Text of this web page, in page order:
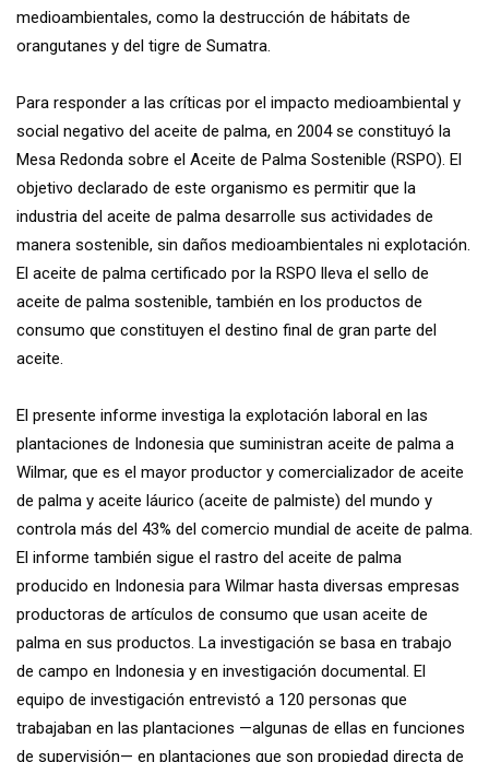
medioambientales, como la destrucción de hábitats de
orangutanes y del tigre de Sumatra.
Para responder a las críticas por el impacto medioambiental y
social negativo del aceite de palma, en 2004 se constituyó la
Mesa Redonda sobre el Aceite de Palma Sostenible (RSPO). El
objetivo declarado de este organismo es permitir que la
industria del aceite de palma desarrolle sus actividades de
manera sostenible, sin daños medioambientales ni explotación.
El aceite de palma certificado por la RSPO lleva el sello de
aceite de palma sostenible, también en los productos de
consumo que constituyen el destino final de gran parte del
aceite.
El presente informe investiga la explotación laboral en las
plantaciones de Indonesia que suministran aceite de palma a
Wilmar, que es el mayor productor y comercializador de aceite
de palma y aceite láurico (aceite de palmiste) del mundo y
controla más del 43% del comercio mundial de aceite de palma.
El informe también sigue el rastro del aceite de palma
producido en Indonesia para Wilmar hasta diversas empresas
productoras de artículos de consumo que usan aceite de
palma en sus productos. La investigación se basa en trabajo
de campo en Indonesia y en investigación documental. El
equipo de investigación entrevistó a 120 personas que
trabajaban en las plantaciones —algunas de ellas en funciones
de supervisión— en plantaciones que son propiedad directa de